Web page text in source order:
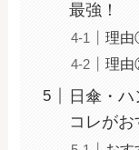
最強！
理
理由
日傘・
コレがお